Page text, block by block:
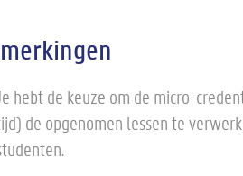
hebt de keuze om de micro-
de opgenomen lessen te